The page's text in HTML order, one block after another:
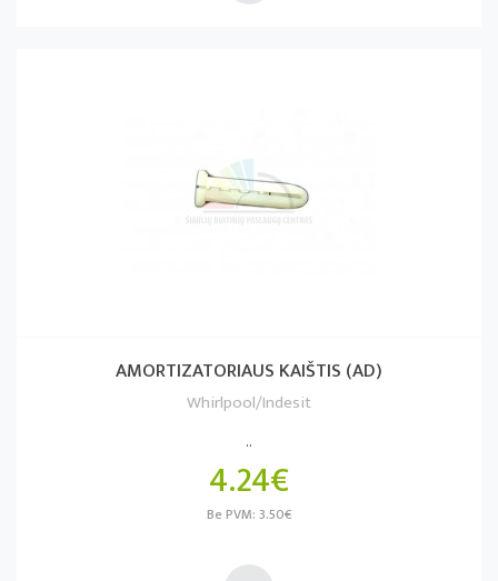
AMORTIZATORIAUS KAIŠTIS (AD)
Whirlpool/Indesit
..
4.24€
Be PVM: 3.50€